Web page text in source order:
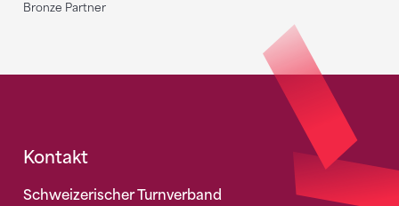
Bronze Partner
Fusszeile
Kontakt
Schweizerischer Turnverband